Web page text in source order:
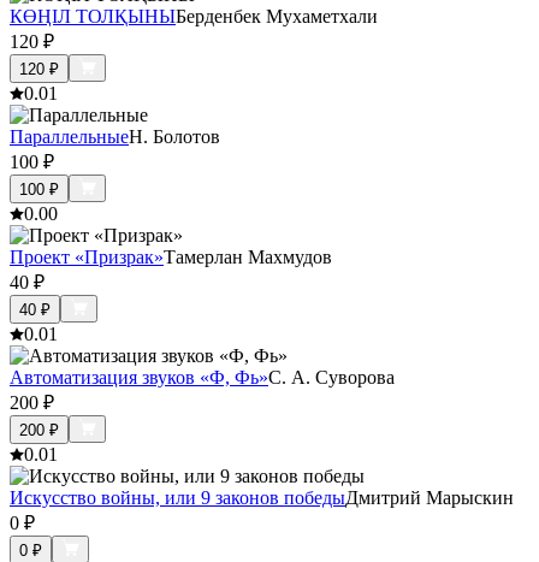
КӨҢІЛ ТОЛҚЫНЫБерденбек Мухаметхали
120 ₽
120 ₽
0.01
ПараллельныеН. Болотов
100 ₽
100 ₽
0.00
Проект «Призрак»Тамерлан Махмудов
40 ₽
40 ₽
0.01
Автоматизация звуков «Ф, Фь»С. А. Суворова
200 ₽
200 ₽
0.01
Искусство войны, или 9 законов победыДмитрий Марыскин
0 ₽
0 ₽